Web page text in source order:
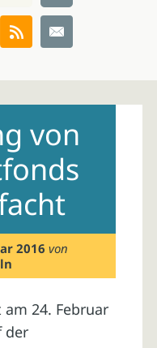
von
2016 von
24. Februar
der